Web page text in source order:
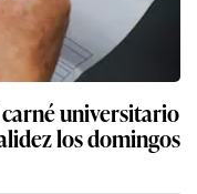
universitario
los domingos